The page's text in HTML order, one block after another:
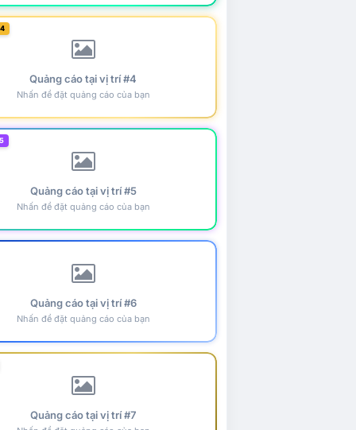
Quảng cáo tại vị trí #4
Nhấn để đặt quảng cáo của bạn
Quảng cáo tại vị trí #5
Nhấn để đặt quảng cáo của bạn
Quảng cáo tại vị trí #6
Nhấn để đặt quảng cáo của bạn
Quảng cáo tại vị trí #7